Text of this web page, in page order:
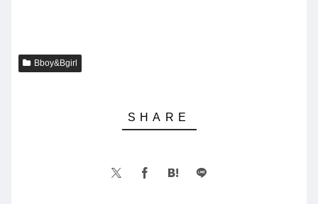
Bboy&Bgirl